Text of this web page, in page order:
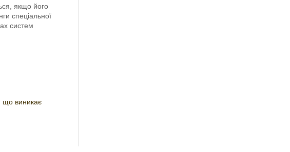
якщо його
спеціальної
систем
що виникає